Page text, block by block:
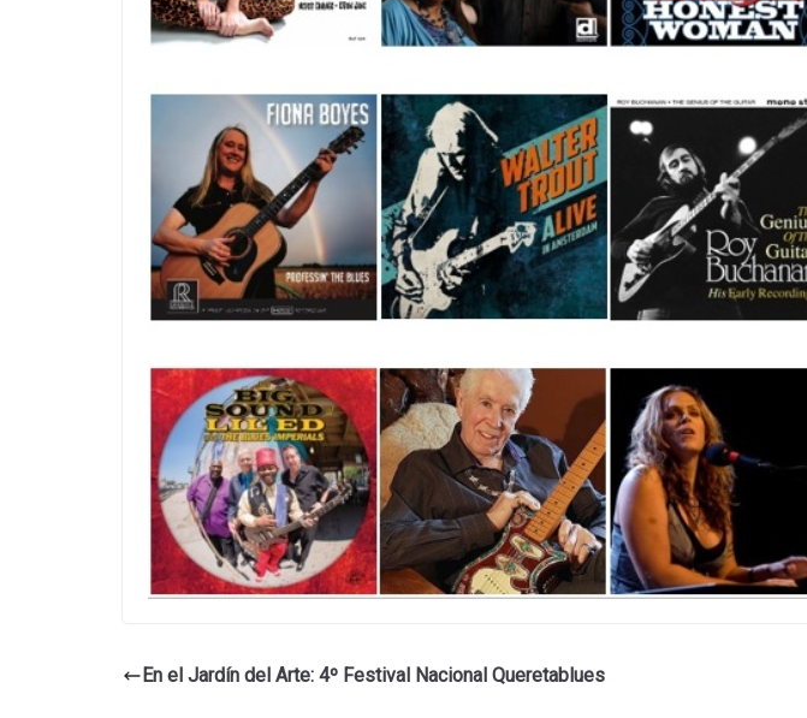
En el Jardín del Arte: 4º Festival Nacional Queretablues